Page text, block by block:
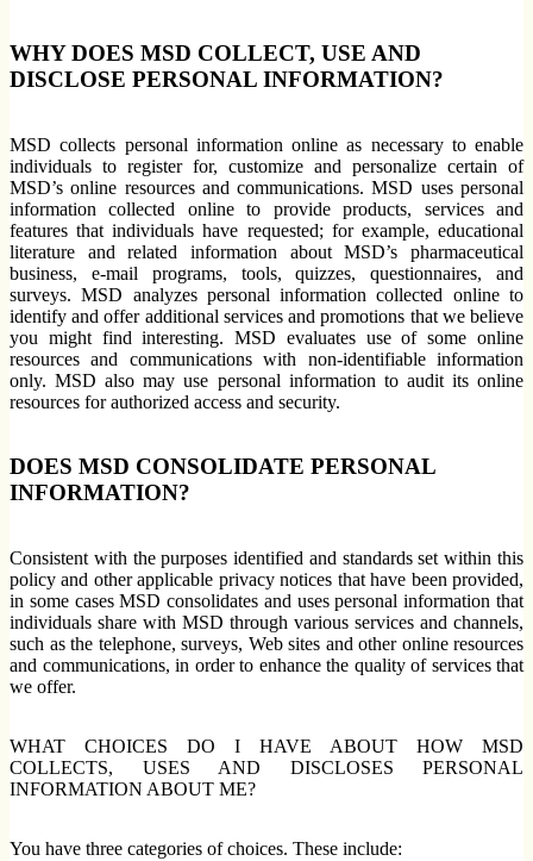
WHY DOES MSD COLLECT, USE AND
DISCLOSE PERSONAL INFORMATION?
MSD collects personal information online as necessary to enable
individuals to register for, customize and personalize certain of
MSD’s online resources and communications. MSD uses personal
information collected online to provide products, services and
features that individuals have requested; for example, educational
literature and related information about MSD’s pharmaceutical
business, e-mail programs, tools, quizzes, questionnaires, and
surveys. MSD analyzes personal information collected online to
identify and offer additional services and promotions that we believe
you might find interesting. MSD evaluates use of some online
resources and communications with non-identifiable information
only. MSD also may use personal information to audit its online
resources for authorized access and security.
DOES MSD CONSOLIDATE PERSONAL
INFORMATION?
Consistent with the purposes identified and standards set within this
policy and other applicable privacy notices that have been provided,
in some cases MSD consolidates and uses personal information that
individuals share with MSD through various services and channels,
such as the telephone, surveys, Web sites and other online resources
and communications, in order to enhance the quality of services that
we offer.
WHAT CHOICES DO I HAVE ABOUT HOW MSD
COLLECTS, USES AND DISCLOSES PERSONAL
INFORMATION ABOUT ME?
You have three categories of choices. These include: